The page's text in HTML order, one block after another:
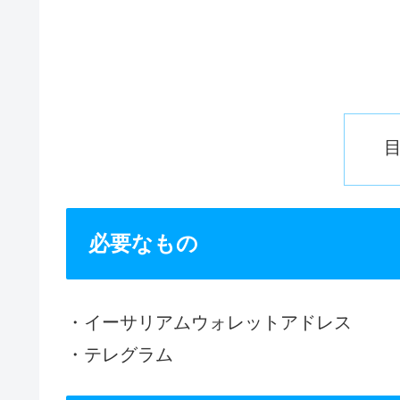
必要なもの
・イーサリアムウォレットアドレス
・テレグラム